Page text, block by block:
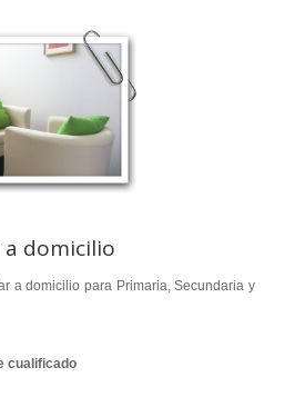
a domicilio
a domicilio para Primaria, Secundaria y
cualificado